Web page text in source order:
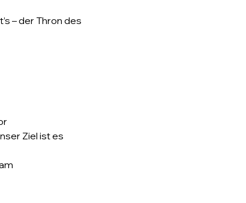
– der Thron des
Ziel ist es